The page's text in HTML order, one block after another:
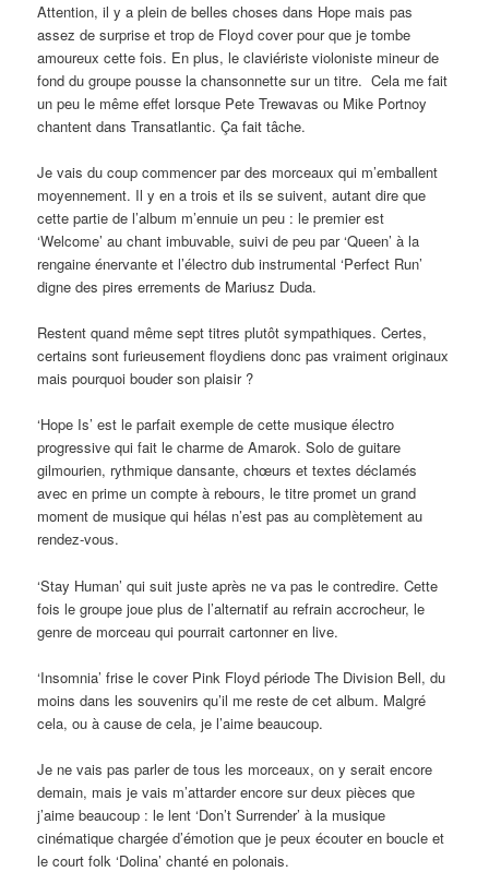
Attention, il y a plein de belles choses dans Hope mais pas
assez de surprise et trop de Floyd cover pour que je tombe
amoureux cette fois. En plus, le claviériste violoniste mineur de
fond du groupe pousse la chansonnette sur un titre. Cela me fait
un peu le même effet lorsque Pete Trewavas ou Mike Portnoy
chantent dans Transatlantic. Ça fait tâche.
Je vais du coup commencer par des morceaux qui m’emballent
moyennement. Il y en a trois et ils se suivent, autant dire que
cette partie de l’album m’ennuie un peu : le premier est
‘Welcome’ au chant imbuvable, suivi de peu par ‘Queen’ à la
rengaine énervante et l’électro dub instrumental ‘Perfect Run’
digne des pires errements de Mariusz Duda.
Restent quand même sept titres plutôt sympathiques. Certes,
certains sont furieusement floydiens donc pas vraiment originaux
mais pourquoi bouder son plaisir ?
‘Hope Is’ est le parfait exemple de cette musique électro
progressive qui fait le charme de Amarok. Solo de guitare
gilmourien, rythmique dansante, chœurs et textes déclamés
avec en prime un compte à rebours, le titre promet un grand
moment de musique qui hélas n’est pas au complètement au
rendez-vous.
‘Stay Human’ qui suit juste après ne va pas le contredire. Cette
fois le groupe joue plus de l’alternatif au refrain accrocheur, le
genre de morceau qui pourrait cartonner en live.
‘Insomnia’ frise le cover Pink Floyd période The Division Bell, du
moins dans les souvenirs qu’il me reste de cet album. Malgré
cela, ou à cause de cela, je l’aime beaucoup.
Je ne vais pas parler de tous les morceaux, on y serait encore
demain, mais je vais m’attarder encore sur deux pièces que
j’aime beaucoup : le lent ‘Don’t Surrender’ à la musique
cinématique chargée d’émotion que je peux écouter en boucle et
le court folk ‘Dolina’ chanté en polonais.